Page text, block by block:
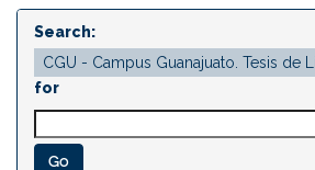
Search:
for